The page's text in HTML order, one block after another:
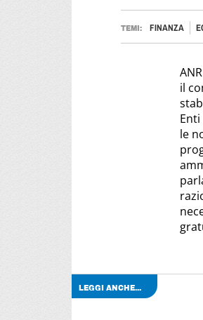
TEMI: FINANZA
il
le
LEGGI ANCHE...